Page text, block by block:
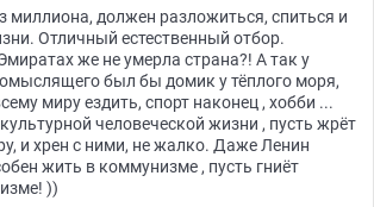
миллиона, должен разложиться, спиться и
Отличный естественный отбор.
же не умерла страна?! А так у
был бы домик у тёплого моря,
миру ездить, спорт наконец , хобби ...
человеческой жизни , пусть жрёт
и хрен с ними, не жалко. Даже Ленин
жить в коммунизме , пусть гниёт
))